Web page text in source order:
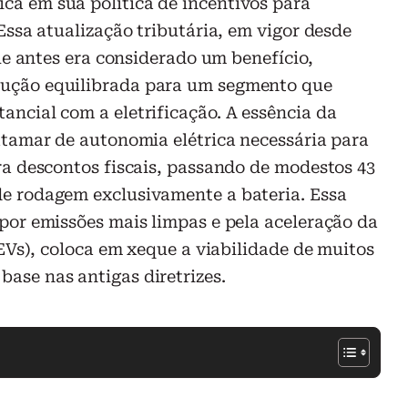
atualização tributária, em vigor desde
antes era considerado um benefício,
equilibrada para um segmento que
com a eletrificação. A essência da
de autonomia elétrica necessária para
descontos fiscais, passando de modestos 43
rodagem exclusivamente a bateria. Essa
emissões mais limpas e pela aceleração da
coloca em xeque a viabilidade de muitos
nas antigas diretrizes.